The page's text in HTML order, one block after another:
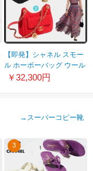
【即発】シャネル スモー
ル ホーボーバッグ ウール
ジャージー 偽物 2色
￥32,300円
→ スーパーコピー靴
3